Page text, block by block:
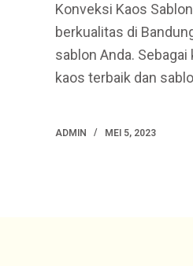
Konveksi Kaos
berkualitas di
sablon Anda.
kaos terbaik dan
ADMIN MEI 5, 2023